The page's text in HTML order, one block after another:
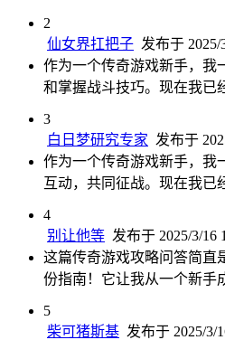
2
仙女界扛把子 发布于 2025/
作为一个传奇游戏新手，我
和掌握战斗技巧。现在我已
3
白日梦研究专家 发布于
作为一个传奇游戏新手，我
互动，共同征战。现在我已
4
别让他等 发布于 2025/3/16
这篇传奇游戏攻略问答简直
份指南！它让我从一个新手
5
柴可猪斯基 发布于 2025/3/